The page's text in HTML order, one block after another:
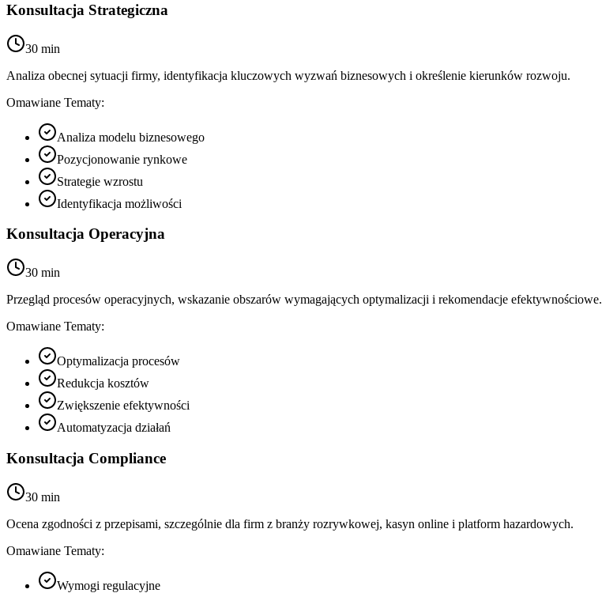
Konsultacja Strategiczna
30 min
Analiza obecnej sytuacji firmy, identyfikacja kluczowych wyzwań biznesowych i określenie kierunków rozwoju.
Omawiane Tematy:
Analiza modelu biznesowego
Pozycjonowanie rynkowe
Strategie wzrostu
Identyfikacja możliwości
Konsultacja Operacyjna
30 min
Przegląd procesów operacyjnych, wskazanie obszarów wymagających optymalizacji i rekomendacje efektywnościowe.
Omawiane Tematy:
Optymalizacja procesów
Redukcja kosztów
Zwiększenie efektywności
Automatyzacja działań
Konsultacja Compliance
30 min
Ocena zgodności z przepisami, szczególnie dla firm z branży rozrywkowej, kasyn online i platform hazardowych.
Omawiane Tematy:
Wymogi regulacyjne